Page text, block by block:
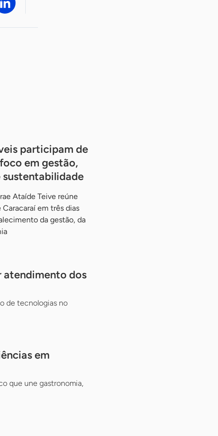
participam de
em gestão,
Ataíde Teive reúne
em três dias
da gestão, da
atendimento dos
de tecnologias no
em
que une gastronomia,